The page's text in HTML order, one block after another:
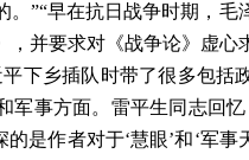
”“早在抗日战争时期，
并要求对《战争论》虚心
下乡插队时带了很多包括
军事方面。雷平生同志回
是作者对于‘慧眼’和‘军事